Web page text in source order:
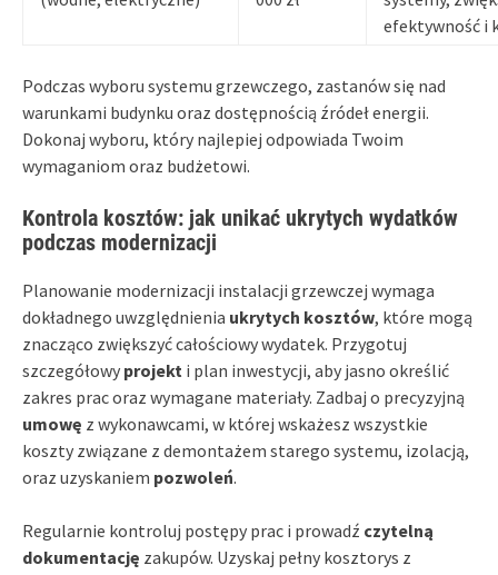
efektywność i
Podczas wyboru systemu grzewczego, zastanów się nad
warunkami budynku oraz dostępnością źródeł energii.
Dokonaj wyboru, który najlepiej odpowiada Twoim
wymaganiom oraz budżetowi.
Kontrola kosztów: jak unikać ukrytych wydatków
podczas modernizacji
Planowanie modernizacji instalacji grzewczej wymaga
dokładnego uwzględnienia ukrytych kosztów, które mogą
znacząco zwiększyć całościowy wydatek. Przygotuj
szczegółowy projekt i plan inwestycji, aby jasno określić
zakres prac oraz wymagane materiały. Zadbaj o precyzyjną
umowę z wykonawcami, w której wskażesz wszystkie
koszty związane z demontażem starego systemu, izolacją,
oraz uzyskaniem pozwoleń.
Regularnie kontroluj postępy prac i prowadź czytelną
dokumentację zakupów. Uzyskaj pełny kosztorys z